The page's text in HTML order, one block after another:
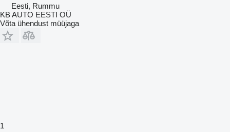
Eesti, Rummu
KB AUTO EESTI OÜ
Võta ühendust müüjaga
1